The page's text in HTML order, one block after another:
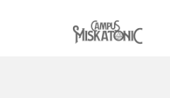
Campus Miskatonic